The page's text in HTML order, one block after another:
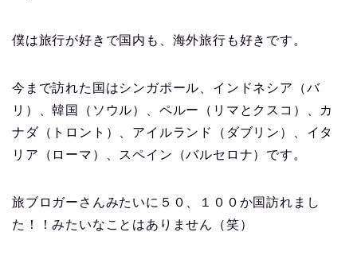
僕は旅行が好きで国内も、海外旅行も好きです。
今まで訪れた国はシンガポール、インドネシア（バ
リ）、韓国（ソウル）、ペルー（リマとクスコ）、カ
ナダ（トロント）、アイルランド（ダブリン）、イタ
リア（ローマ）、スペイン（バルセロナ）です。
旅ブロガーさんみたいに５０、１００か国訪れまし
た！！みたいなことはありません（笑）